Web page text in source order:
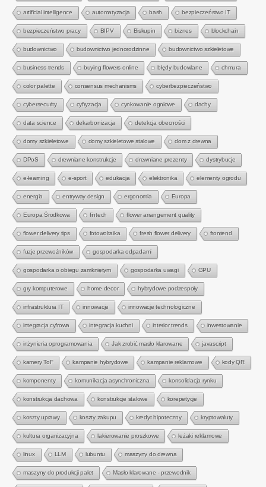
artificial intelligence automatyzacja bash bezpieczeństwo IT
bezpieczeństwo pracy BIPV Biskupin biznes blockchain
budownictwo budownictwo jednorodzinne budownictwo szkieletowe
business trends buying flowers online błędy budowlane chmura
color palette consensus mechanisms cyberbezpieczeństwo
cybersecurity cyfryzacja cynkowanie ogniowe dachy
data science dekarbonizacja detekcja obecności
domy szkieletowe domy szkieletowe stalowe dom z drewna
DPoS drewniane konstrukcje drewniane prezenty dystrybucje
e-learning e-sport edukacja elektronika elementy ogrodu
energia entryway design ergonomia Europa
Europa Środkowa fintech flower arrangement quality
flower delivery tips fotowoltaika fresh flower delivery frontend
fuzje przewoźników gospodarka odpadami
gospodarka o obiegu zamkniętym gospodarka uwagi GPU
gry komputerowe home decor hybrydowe podzespoły
infrastruktura IT innowacje innowacje technologiczne
integracja cyfrowa integracja kuchni interior trends inwestowanie
inżynieria oprogramowania Jak zrobić masło klarowane javascript
kamery ToF kampanie hybrydowe kampanie reklamowe kody QR
komponenty komunikacja asynchroniczna konsolidacja rynku
konstrukcja dachowa konstrukcje stalowe korepetycje
koszty uprawy koszty zakupu kredyt hipoteczny kryptowaluty
kultura organizacyjna lakierowanie proszkowe leżaki reklamowe
linux LLM lubuntu maszyny do drewna
maszyny do produkcji palet Masło klarowane - przewodnik